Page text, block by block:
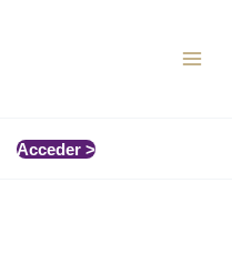
Acceder >